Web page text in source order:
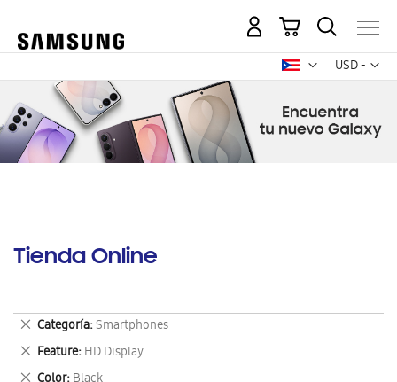
USD -
dólar
Mi carrito
Tienda Online
Categoría Smartphones
Eliminar
este
artículo
Feature HD Display
Eliminar
este